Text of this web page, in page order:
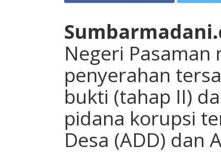
Negeri Pasaman
penyerahan
bukti (tahap II)
pidana korupsi
Desa (ADD) dan